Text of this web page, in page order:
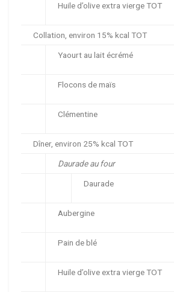
Huile d’olive extra vierge TOT
Collation, environ 15% kcal TOT
Yaourt au lait écrémé
Flocons de maïs
Clémentine
Dîner, environ 25% kcal TOT
Daurade au four
Daurade
Aubergine
Pain de blé
Huile d’olive extra vierge TOT